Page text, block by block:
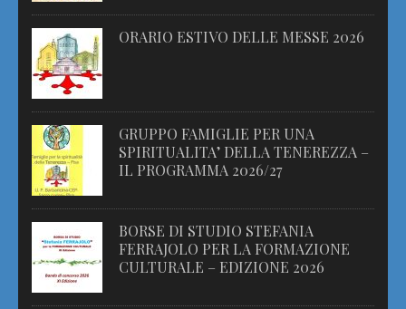
ORARIO ESTIVO DELLE MESSE 2026
GRUPPO FAMIGLIE PER UNA
SPIRITUALITA’ DELLA TENEREZZA –
IL PROGRAMMA 2026/27
BORSE DI STUDIO STEFANIA
FERRAJOLO PER LA FORMAZIONE
CULTURALE – EDIZIONE 2026